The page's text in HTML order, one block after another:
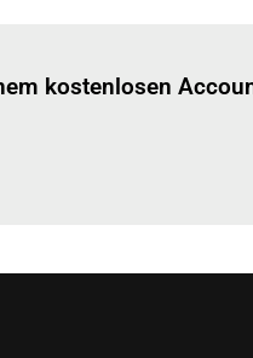
kostenlosen